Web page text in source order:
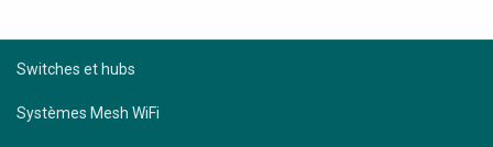
Switches et hubs
Systèmes Mesh WiFi